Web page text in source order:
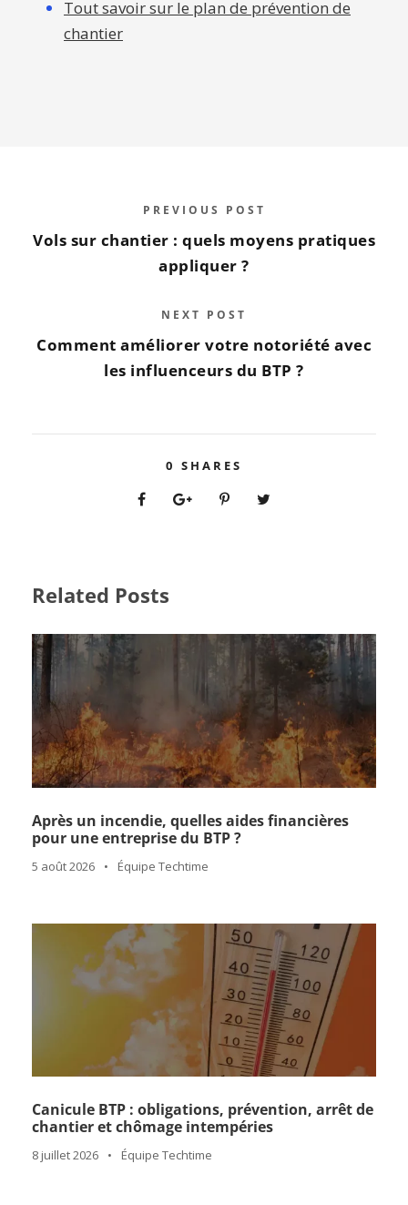
Tout savoir sur le plan de prévention de
chantier
PREVIOUS POST
Vols sur chantier : quels moyens pratiques
appliquer ?
NEXT POST
Comment améliorer votre notoriété avec
les influenceurs du BTP ?
0 SHARES
Related Posts
Après un incendie, quelles aides financières
pour une entreprise du BTP ?
5 août 2026 • Équipe Techtime
Canicule BTP : obligations, prévention, arrêt de
chantier et chômage intempéries
8 juillet 2026 • Équipe Techtime